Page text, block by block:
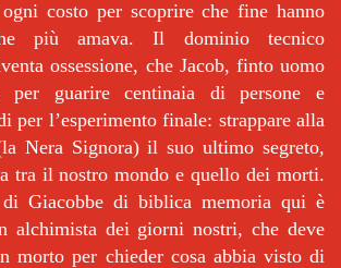
costo per scoprire che fine hanno
più amava. Il dominio tecnico
ossessione, che Jacob, finto uomo
guarire centinaia di persone e
per l’esperimento finale: strappare alla
Nera Signora) il suo ultimo segreto,
tra il nostro mondo e quello dei morti.
Giacobbe di biblica memoria qui è
alchimista dei giorni nostri, che deve
morto per chieder cosa abbia visto di